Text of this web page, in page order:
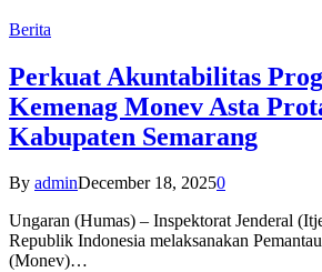
Berita
Perkuat Akuntabilitas
Kemenag Monev Asta
Kabupaten Semarang
By adminDecember 18, 20250
Ungaran (Humas) – Inspektorat Jenderal
Republik Indonesia melaksanakan
(Monev)…